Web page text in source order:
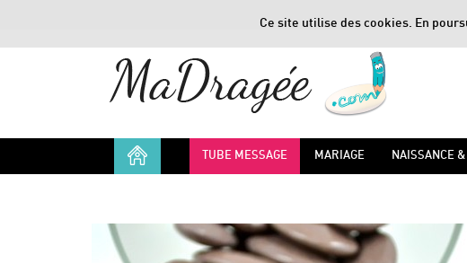
Ce site utilise des cookies. En
TUBE MESSAGE MARIAGE NAISSANCE